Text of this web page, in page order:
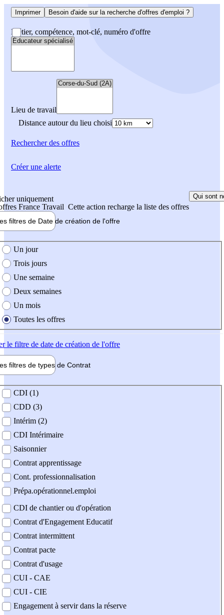
Imprimer Besoin d'aide sur la recherche d'offres d'emploi ?
Métier, compétence, mot-clé, numéro d'offre
Lieu de travail
Distance autour du lieu choisi
Rechercherdes offres
uniquement
France Travail Cette action recharge la liste des offres
Qui sont
filtres de Date de création de l'offre
création de l'offre
Un jour
Trois jours
Une semaine
Deux semaines
Un mois
Toutes les offres
le filtre de date de création de l'offre
filtres de types de Contrat
contrat
CDI (1)
CDD (3)
Intérim (2)
CDI Intérimaire
Saisonnier
Contrat apprentissage
Cont. professionnalisation
Prépa.opérationnel.emploi
CDI de chantier ou d'opération
Contrat d'Engagement Educatif
Contrat intermittent
Contrat pacte
Contrat d'usage
CUI - CAE
CUI - CIE
Engagement à servir dans la réserve
Créer une alerte